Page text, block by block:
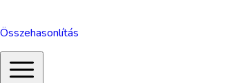
Összehasonlítás